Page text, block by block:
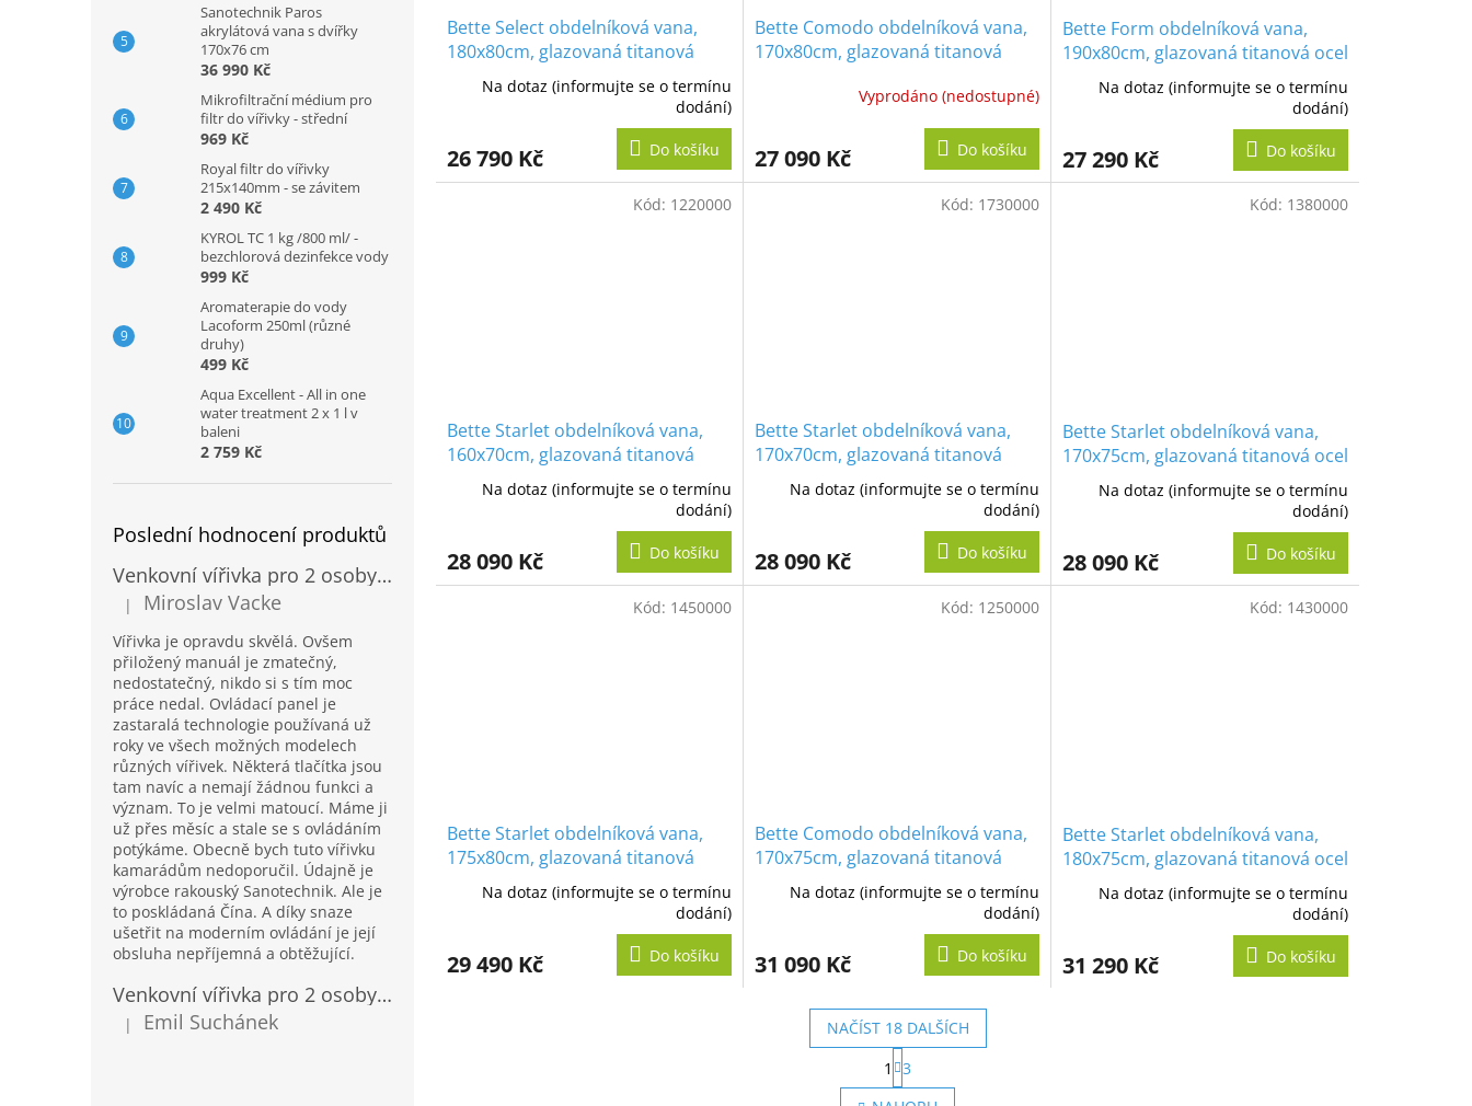
Sanotechnik Paros
akrylátová vana s dvířky
170x76 cm
36 990 Kč
Mikrofiltrační médium pro
filtr do vířivky - střední
969 Kč
Royal filtr do vířivky
215x140mm - se závitem
2 490 Kč
KYROL TC 1 kg /800 ml/ -
bezchlorová dezinfekce vody
999 Kč
Aromaterapie do vody
Lacoform 250ml (různé
druhy)
499 Kč
Aqua Excellent - All in one
water treatment 2 x 1 l v
baleni
2 759 Kč
Poslední hodnocení produktů
Venkovní vířivka pro 2 osoby Sanotechnik Modena modrá 205x130cm
Hodnocení produktu je 3 z 5 hvězdiček.
| Miroslav Vacke
Vířivka je opravdu skvělá. Ovšem
přiložený manuál je zmatečný,
nedostatečný, nikdo si s tím moc
práce nedal. Ovládací panel je
zastaralá technologie používaná už
roky ve všech možných modelech
různých vířivek. Některá tlačítka jsou
tam navíc a nemají žádnou funkci a
význam. To je velmi matoucí. Máme ji
už přes měsíc a stale se s ovládáním
potýkáme. Obecně bych tuto vířivku
kamarádům nedoporučil. Údajně je
výrobce rakouský Sanotechnik. Ale je
to poskládaná Čína. A díky snaze
ušetřit na moderním ovládání je její
obsluha nepříjemná a obtěžující.
Venkovní vířivka pro 2 osoby Sanotechnik Modena modrá 205x130cm
Hodnocení produktu je 5 z 5 hvězdiček.
| Emil Suchánek
Bette Select obdelníková vana,
180x80cm, glazovaná titanová
Na dotaz (informujte se o termínu
dodání)
26 790 Kč Do košíku
Bette Comodo obdelníková vana,
170x80cm, glazovaná titanová
Vyprodáno (nedostupné)
27 090 Kč Do košíku
Bette Form obdelníková vana,
190x80cm, glazovaná titanová ocel
Na dotaz (informujte se o termínu
dodání)
27 290 Kč Do košíku
Bette Starlet obdelníková vana,
160x70cm, glazovaná titanová
Na dotaz (informujte se o termínu
dodání)
28 090 Kč Do košíku
Kód: 1220000
Bette Starlet obdelníková vana,
170x70cm, glazovaná titanová
Na dotaz (informujte se o termínu
dodání)
28 090 Kč Do košíku
Kód: 1730000
Bette Starlet obdelníková vana,
170x75cm, glazovaná titanová ocel
Na dotaz (informujte se o termínu
dodání)
28 090 Kč Do košíku
Kód: 1380000
Bette Starlet obdelníková vana,
175x80cm, glazovaná titanová
Na dotaz (informujte se o termínu
dodání)
29 490 Kč Do košíku
Kód: 1450000
Bette Comodo obdelníková vana,
170x75cm, glazovaná titanová
Na dotaz (informujte se o termínu
dodání)
31 090 Kč Do košíku
Kód: 1250000
Bette Starlet obdelníková vana,
180x75cm, glazovaná titanová ocel
Na dotaz (informujte se o termínu
dodání)
31 290 Kč Do košíku
Kód: 1430000
O
v
NAČÍST 18 DALŠÍCH
S
t
r
1
3